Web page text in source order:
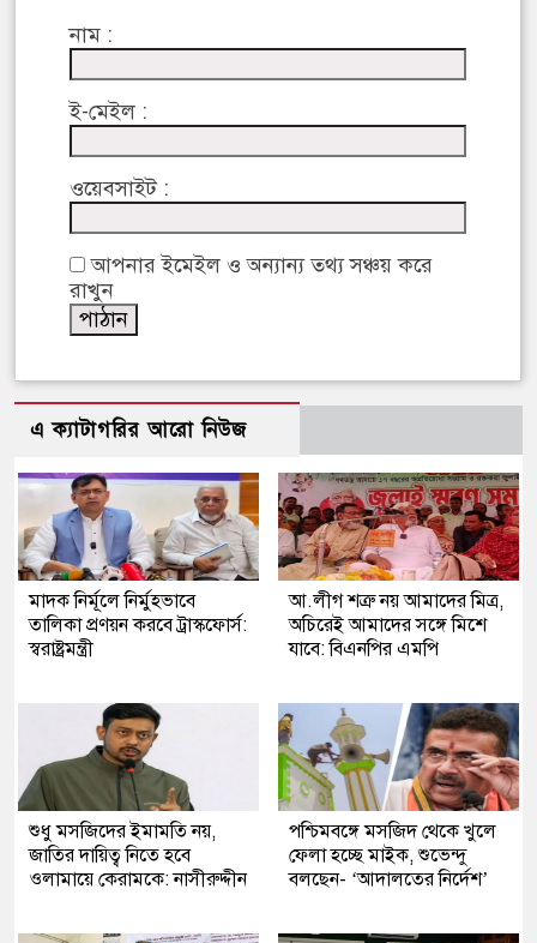
নাম :
ই-মেইল :
ওয়েবসাইট :
আপনার ইমেইল ও অন্যান্য তথ্য সঞ্চয় করে
রাখুন
এ ক্যাটাগরির আরো নিউজ
মাদক নির্মূলে নির্মুহভাবে
তালিকা প্রণয়ন করবে ট্রাস্কফোর্স:
স্বরাষ্ট্রমন্ত্রী
আ.লীগ শত্রু নয় আমাদের মিত্র,
অচিরেই আমাদের সঙ্গে মিশে
যাবে: বিএনপির এমপি
শুধু মসজিদের ইমামতি নয়,
জাতির দায়িত্ব নিতে হবে
ওলামায়ে কেরামকে: নাসীরুদ্দীন
পশ্চিমবঙ্গে মসজিদ থেকে খুলে
ফেলা হচ্ছে মাইক, শুভেন্দু
বলছেন- ‘আদালতের নির্দেশ’